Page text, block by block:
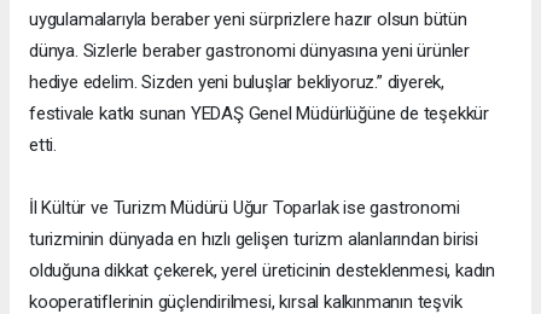
uygulamalarıyla beraber yeni sürprizlere hazır olsun bütün
dünya. Sizlerle beraber gastronomi dünyasına yeni ürünler
hediye edelim. Sizden yeni buluşlar bekliyoruz.” diyerek,
festivale katkı sunan YEDAŞ Genel Müdürlüğüne de teşekkür
etti.
İl Kültür ve Turizm Müdürü Uğur Toparlak ise gastronomi
turizminin dünyada en hızlı gelişen turizm alanlarından birisi
olduğuna dikkat çekerek, yerel üreticinin desteklenmesi, kadın
kooperatiflerinin güçlendirilmesi, kırsal kalkınmanın teşvik